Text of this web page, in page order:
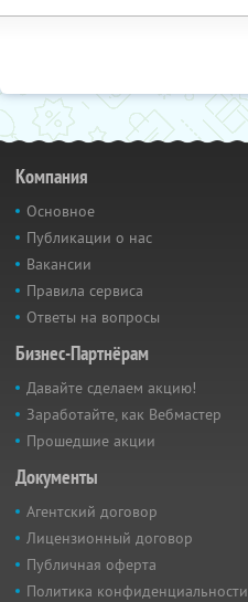
Компания
Основное
Публикации о нас
Вакансии
Правила сервиса
Ответы на вопросы
Бизнес-Партнёрам
Давайте сделаем акцию!
Заработайте, как Вебмастер
Прошедшие акции
Документы
Агентский договор
Лицензионный договор
Публичная оферта
Политика конфиденциальности